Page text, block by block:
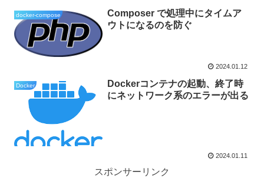
docker-compose
Composer で処理中にタイムア
ウトになるのを防ぐ
2024.01.12
Docker
Dockerコンテナの起動、終了時
にネットワーク系のエラーが出る
2024.01.11
スポンサーリンク